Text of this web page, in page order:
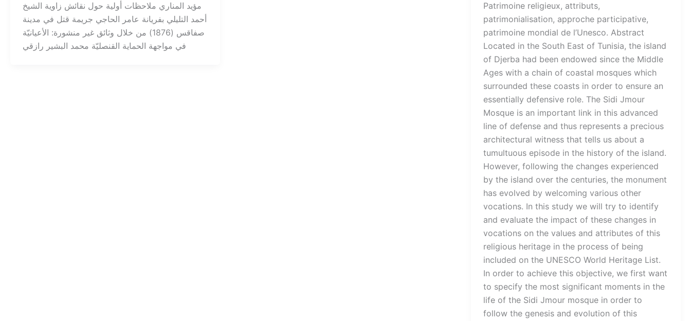
مؤيد المناري ملاحظات أولية حول نقائش زاوية الشيخ
أحمد التليلي بفريانة عامر الحاجي جريمة قتل في مدينة
صفاقس (1876) من خلال وثائق غير منشورة: الأعيانيّة
في مواجهة الحماية القنصليّة محمد البشير رازقي
Patrimoine religieux, attributs,
patrimonialisation, approche participative,
patrimoine mondial de l’Unesco. Abstract
Located in the South East of Tunisia, the island
of Djerba had been endowed since the Middle
Ages with a chain of coastal mosques which
surrounded these coasts in order to ensure an
essentially defensive role. The Sidi Jmour
Mosque is an important link in this advanced
line of defense and thus represents a precious
architectural witness that tells us about a
tumultuous episode in the history of the island.
However, following the changes experienced
by the island over the centuries, the monument
has evolved by welcoming various other
vocations. In this study we will try to identify
and evaluate the impact of these changes in
vocations on the values and attributes of this
religious heritage in the process of being
included on the UNESCO World Heritage List.
In order to achieve this objective, we first want
to specify the most significant moments in the
life of the Sidi Jmour mosque in order to
follow the genesis and evolution of this